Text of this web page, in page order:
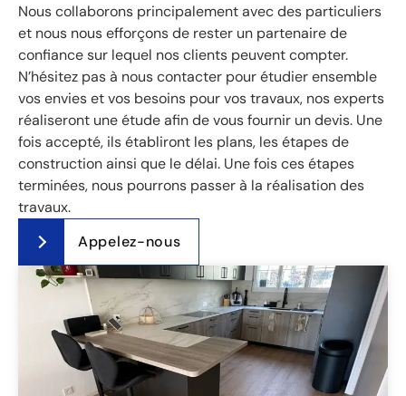
Nous collaborons principalement avec des particuliers
et nous nous efforçons de rester un partenaire de
confiance sur lequel nos clients peuvent compter.
N’hésitez pas à nous contacter pour étudier ensemble
vos envies et vos besoins pour vos travaux, nos experts
réaliseront une étude afin de vous fournir un devis. Une
fois accepté, ils établiront les plans, les étapes de
construction ainsi que le délai. Une fois ces étapes
terminées, nous pourrons passer à la réalisation des
travaux.
Appelez-nous